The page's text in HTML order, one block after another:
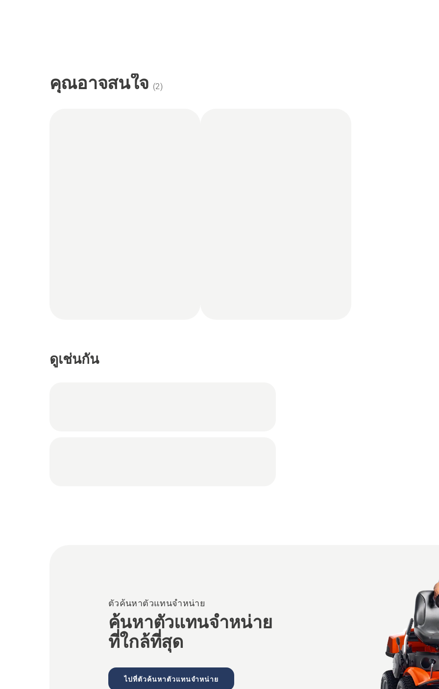
คุณอาจสนใจ (2)
ดูเช่นกัน
ตัวค้นหาตัวแทนจำหน่าย
ค้นหาตัวแทนจำหน่าย
ที่ใกล้ที่สุด
ไปที่ตัวค้นหาตัวแทนจำหน่าย